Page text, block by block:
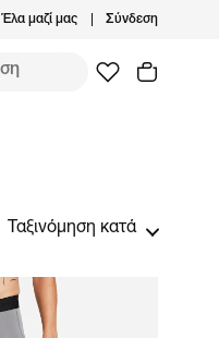
Έλα μαζί μας Σύνδεση
Ταξινόμηση κατά